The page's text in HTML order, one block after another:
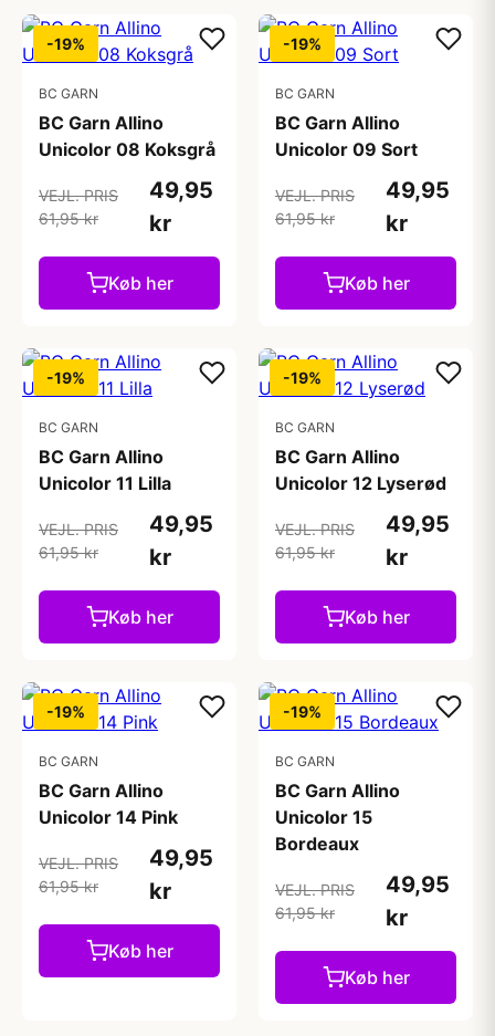
-19%
BC GARN
BC Garn Allino
Unicolor 08 Koksgrå
VEJL. PRIS
61,95 kr
49,95
kr
Køb her
-19%
BC GARN
BC Garn Allino
Unicolor 09 Sort
VEJL. PRIS
61,95 kr
49,95
kr
Køb her
-19%
BC GARN
BC Garn Allino
Unicolor 11 Lilla
VEJL. PRIS
61,95 kr
49,95
kr
Køb her
-19%
BC GARN
BC Garn Allino
Unicolor 12 Lyserød
VEJL. PRIS
61,95 kr
49,95
kr
Køb her
-19%
BC GARN
BC Garn Allino
Unicolor 14 Pink
VEJL. PRIS
61,95 kr
49,95
kr
Køb her
-19%
BC GARN
BC Garn Allino
Unicolor 15
Bordeaux
VEJL. PRIS
61,95 kr
49,95
kr
Køb her